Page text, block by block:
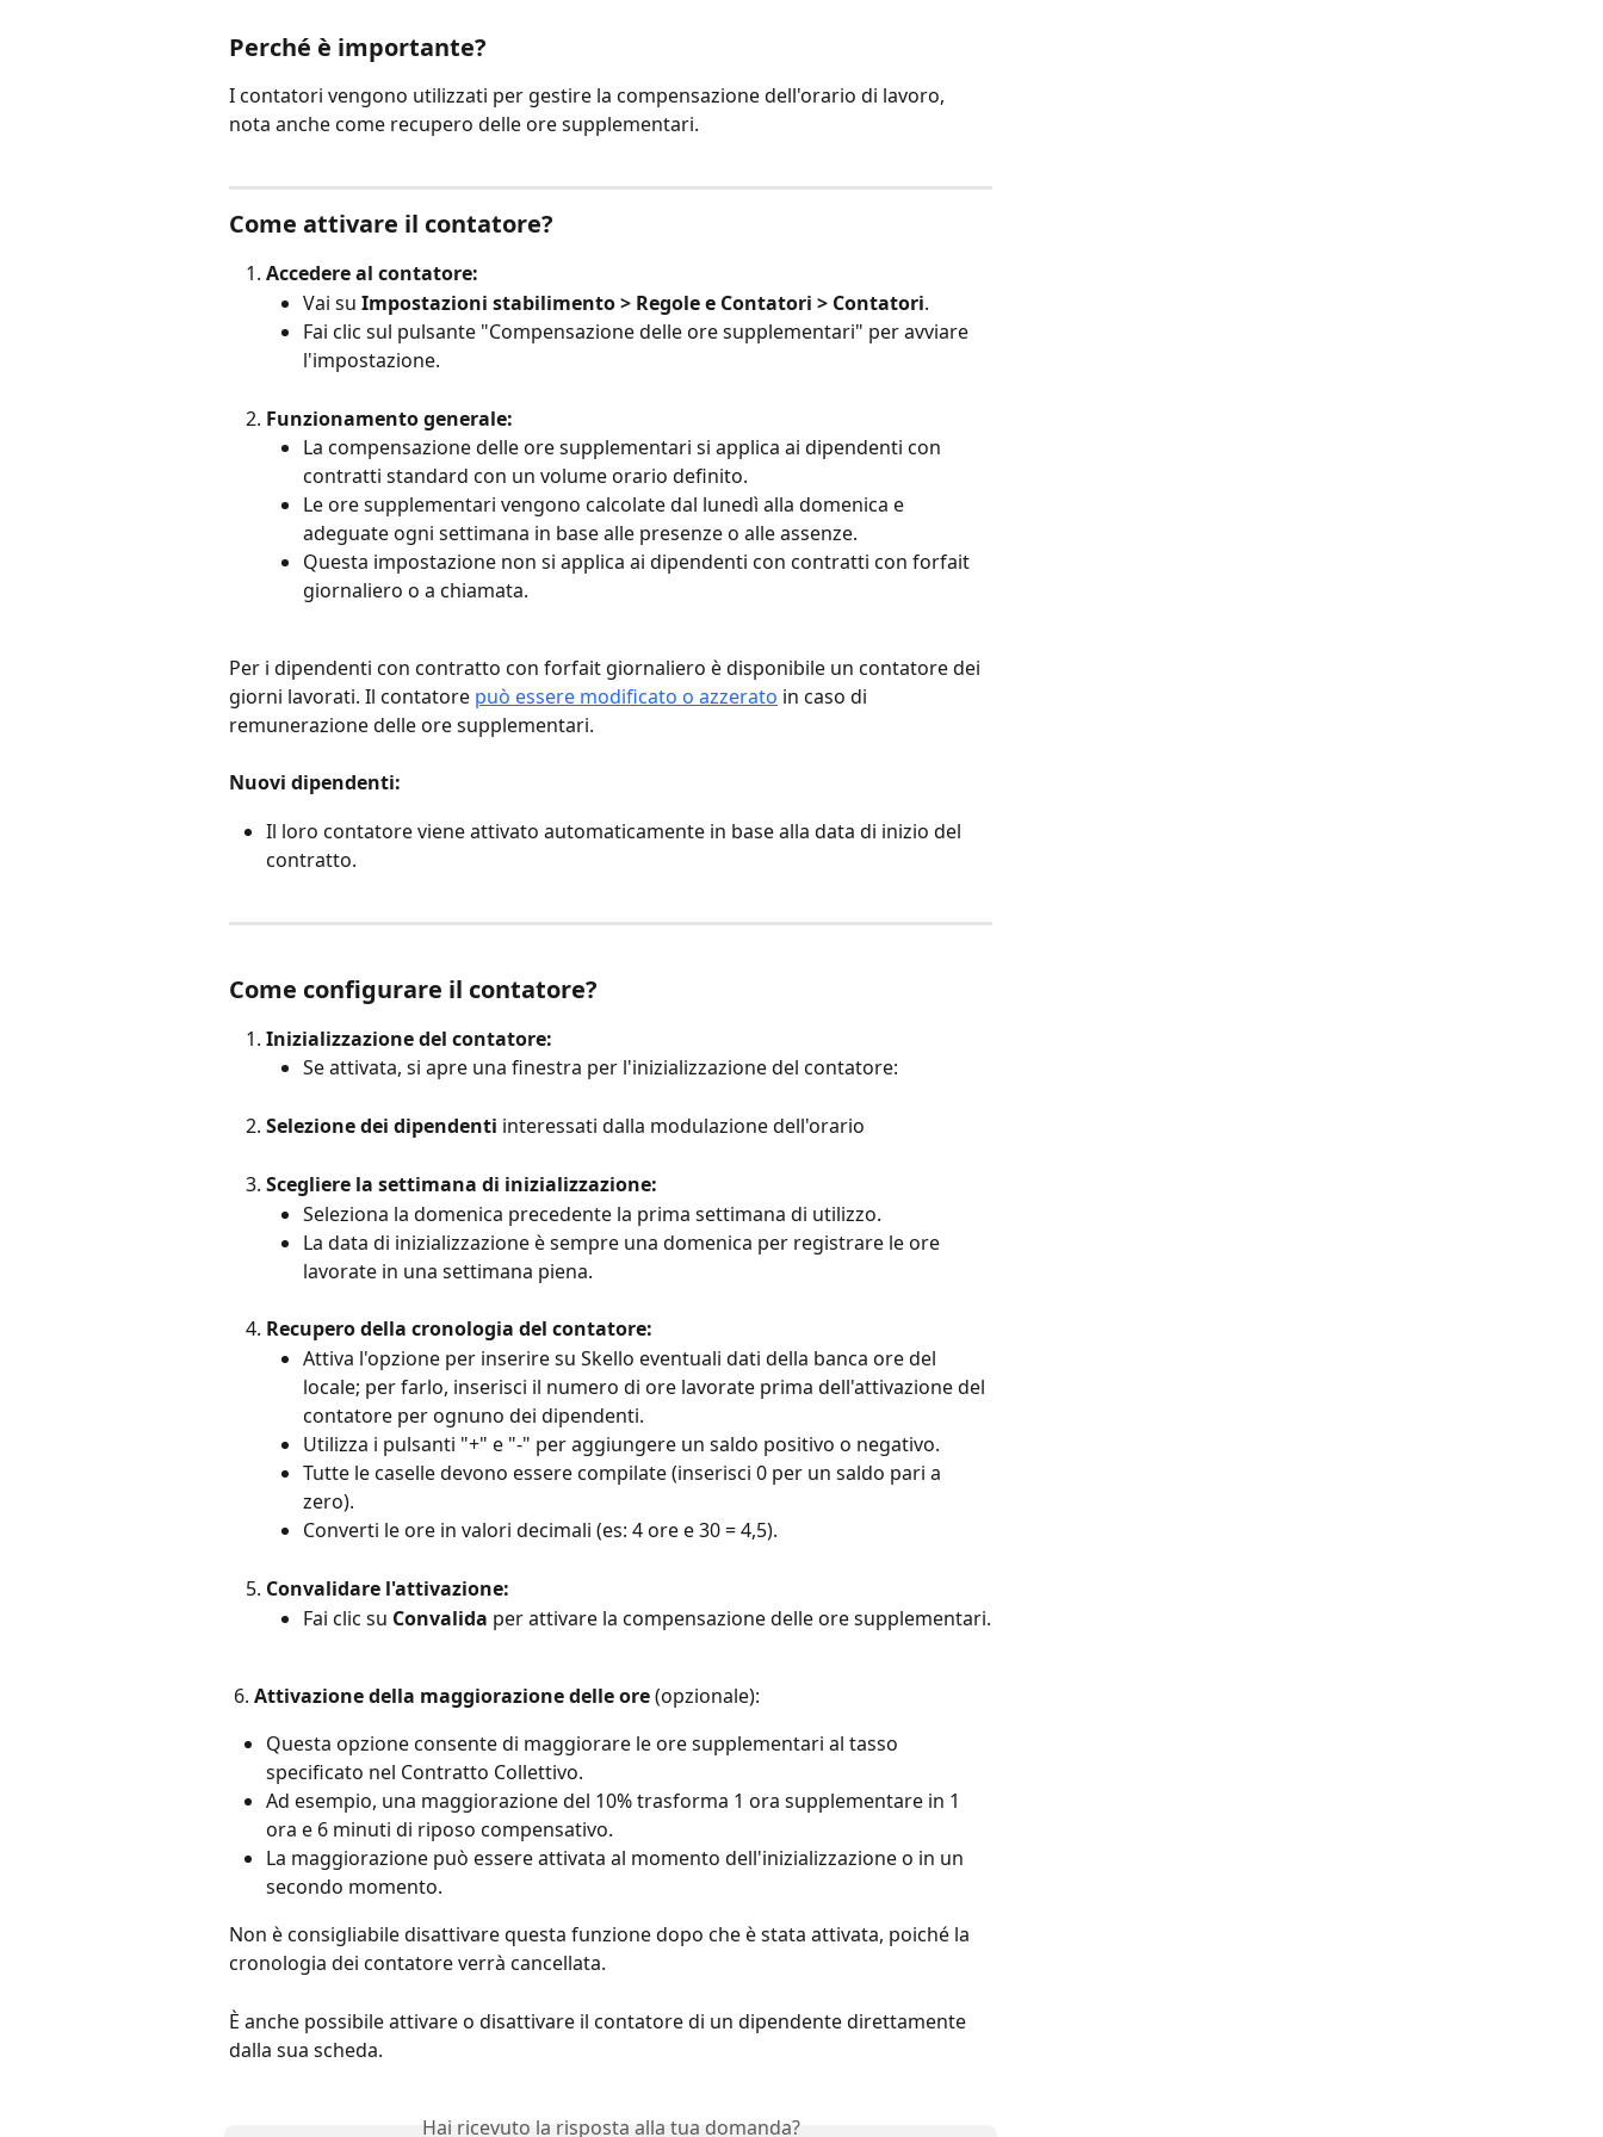
Perché è importante?
I contatori vengono utilizzati per gestire la compensazione dell'orario di lavoro,
nota anche come recupero delle ore supplementari.
Come attivare il contatore?
Accedere al contatore:
Vai su Impostazioni stabilimento > Regole e Contatori > Contatori.
Fai clic sul pulsante "Compensazione delle ore supplementari" per avviare
l'impostazione.
Funzionamento generale:
La compensazione delle ore supplementari si applica ai dipendenti con
contratti standard con un volume orario definito.
Le ore supplementari vengono calcolate dal lunedì alla domenica e
adeguate ogni settimana in base alle presenze o alle assenze.
Questa impostazione non si applica ai dipendenti con contratti con forfait
giornaliero o a chiamata.
Per i dipendenti con contratto con forfait giornaliero è disponibile un contatore dei
giorni lavorati. Il contatore può essere modificato o azzerato in caso di
remunerazione delle ore supplementari.
Nuovi dipendenti:
Il loro contatore viene attivato automaticamente in base alla data di inizio del
contratto.
Come configurare il contatore?
Inizializzazione del contatore:
Se attivata, si apre una finestra per l'inizializzazione del contatore:
Selezione dei dipendenti interessati dalla modulazione dell'orario
Scegliere la settimana di inizializzazione:
Seleziona la domenica precedente la prima settimana di utilizzo.
La data di inizializzazione è sempre una domenica per registrare le ore
lavorate in una settimana piena.
Recupero della cronologia del contatore:
Attiva l'opzione per inserire su Skello eventuali dati della banca ore del
locale; per farlo, inserisci il numero di ore lavorate prima dell'attivazione del
contatore per ognuno dei dipendenti.
Utilizza i pulsanti "+" e "-" per aggiungere un saldo positivo o negativo.
Tutte le caselle devono essere compilate (inserisci 0 per un saldo pari a
zero).
Converti le ore in valori decimali (es: 4 ore e 30 = 4,5).
Convalidare l'attivazione:
Fai clic su Convalida per attivare la compensazione delle ore supplementari.
6. Attivazione della maggiorazione delle ore (opzionale):
Questa opzione consente di maggiorare le ore supplementari al tasso
specificato nel Contratto Collettivo.
Ad esempio, una maggiorazione del 10% trasforma 1 ora supplementare in 1
ora e 6 minuti di riposo compensativo.
La maggiorazione può essere attivata al momento dell'inizializzazione o in un
secondo momento.
Non è consigliabile disattivare questa funzione dopo che è stata attivata, poiché la
cronologia dei contatore verrà cancellata.
È anche possibile attivare o disattivare il contatore di un dipendente direttamente
dalla sua scheda.
Hai ricevuto la risposta alla tua domanda?